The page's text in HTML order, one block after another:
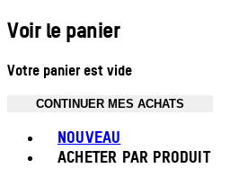
Voir le panier
Votre panier est vide
CONTINUER MES ACHATS
NOUVEAU
ACHETER PAR PRODUIT